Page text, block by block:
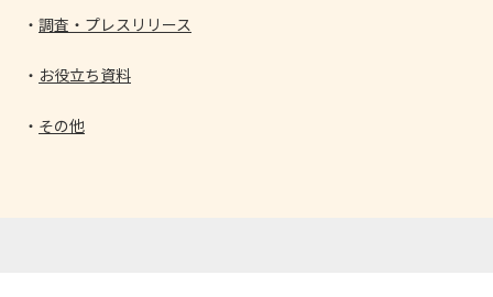
調査・プレスリリース
お役立ち資料
その他